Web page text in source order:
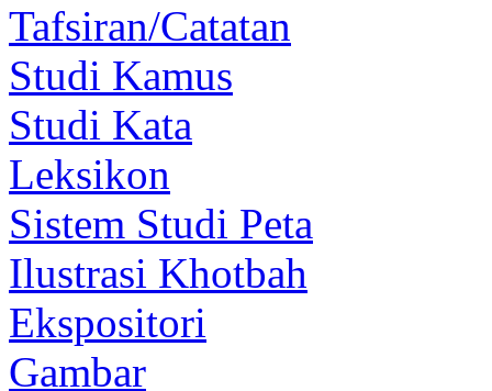
Tafsiran/Catatan
Studi Kamus
Studi Kata
Leksikon
Sistem Studi Peta
Ilustrasi Khotbah
Ekspositori
Gambar